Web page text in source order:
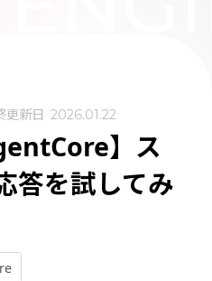
更新日 2026.01.22
】ス
答を試してみ